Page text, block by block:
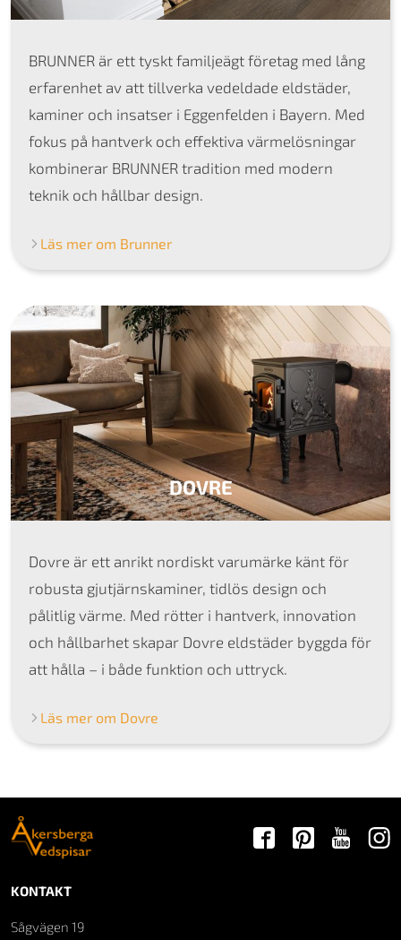
BRUNNER är ett tyskt familjeägt företag med lång
erfarenhet av att tillverka vedeldade eldstäder,
kaminer och insatser i Eggenfelden i Bayern. Med
fokus på hantverk och effektiva värmelösningar
kombinerar BRUNNER tradition med modern
teknik och hållbar design.
Läs mer om Brunner
DOVRE
Dovre är ett anrikt nordiskt varumärke känt för
robusta gjutjärnskaminer, tidlös design och
pålitlig värme. Med rötter i hantverk, innovation
och hållbarhet skapar Dovre eldstäder byggda för
att hålla – i både funktion och uttryck.
Läs mer om Dovre
KONTAKT
Sågvägen 19